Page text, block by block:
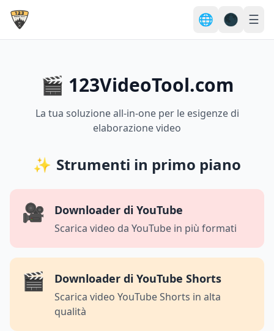
🌐 🌑 ☰
🎬 123VideoTool.com
La tua soluzione all-in-one per le esigenze di
elaborazione video
✨ Strumenti in primo piano
🎥 Downloader di YouTube
Scarica video da YouTube in più formati
🎬 Downloader di YouTube Shorts
Scarica video YouTube Shorts in alta
qualità